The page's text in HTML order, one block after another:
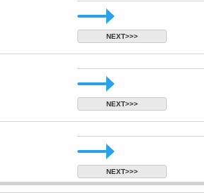
NEXT>>>
NEXT>>>
NEXT>>>